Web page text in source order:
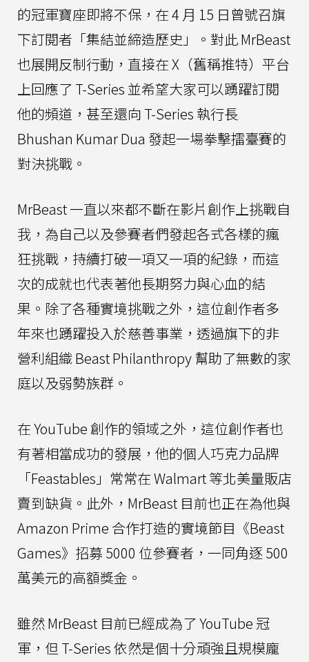
的冠軍寶座即將不保，在 4 月 15 日曾號召旗
下訂閱者「集結並締造歷史」。對此 MrBeast
也展開反制行動，直接在 X（舊稱推特）平台
上回應了 T-Series 並希望大家可以踴躍訂閱
他的頻道，甚至還向 T-Series 執行長
Bhushan Kumar Dua 發起一場拳擊擂臺賽的
對決挑戰。
MrBeast 一直以來都不斷在影片創作上挑戰自
我，為自己以及參賽者們發起各式各樣的瘋
狂挑戰，持續打破一項又一項的紀錄，而這
次的成就也代表著他長期努力與心血的結
果。除了各種實境挑戰之外，這位創作者多
年來也踴躍投入於慈善事業，透過旗下的非
營利組織 Beast Philanthropy 幫助了無數的家
庭以及弱勢族群。
在 YouTube 創作的領域之外，這位創作者也
有著相當成功的發展，他的個人巧克力品牌
「Feastables」常常在 Walmart 等北美量販店
賣到缺貨。此外，MrBeast 目前也正在為他與
Amazon Prime 合作打造的實境節目《Beast
Games》招募 5000 位參賽者，一同角逐 500
萬美元的高額獎金。
雖然 MrBeast 目前已經成為了 YouTube 冠
軍，但 T-Series 依然是個十分頑強且規模龐